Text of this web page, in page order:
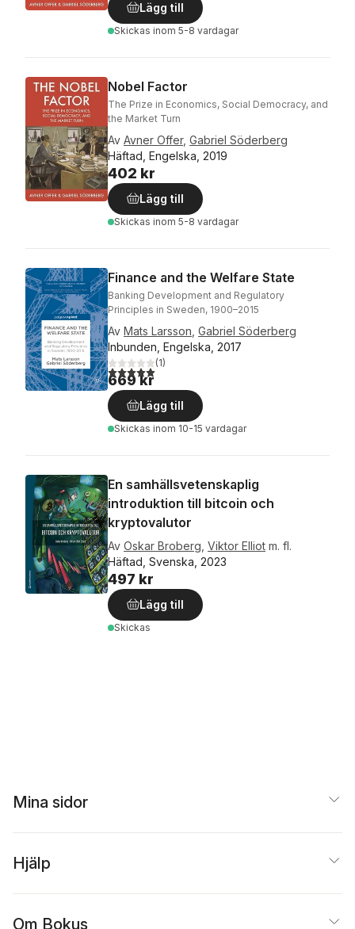
Lägg till
Skickas inom 5-8 vardagar
Nobel Factor
The Prize in Economics, Social Democracy, and
the Market Turn
Av Avner Offer, Gabriel Söderberg
Häftad, Engelska, 2019
402 kr
Lägg till
Skickas inom 5-8 vardagar
Finance and the Welfare State
Banking Development and Regulatory
Principles in Sweden, 1900–2015
Av Mats Larsson Gabriel Söderberg
Inbunden, Engelska, 2017
5,0utav 5 stjärnor. Totalt antal röster:
(1)
669 kr
Lägg till
Skickas inom 10-15 vardagar
En samhällsvetenskaplig
introduktion till bitcoin och
kryptovalutor
Av Oskar Broberg Viktor Elliot m. fl.
Häftad, Svenska, 2023
497 kr
Lägg till
Skickas
Mina sidor
Hjälp
Om Bokus